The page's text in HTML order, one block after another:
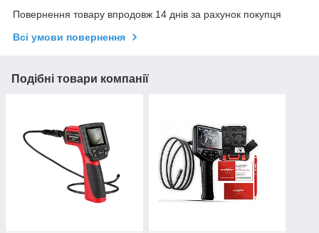
Повернення товару впродовж 14 днів за рахунок покупця
Всі умови повернення
Подібні товари компанії